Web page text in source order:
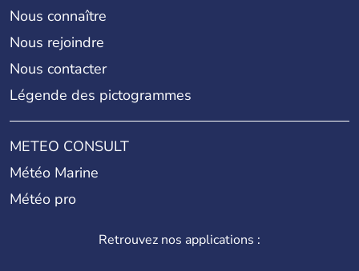
Nous connaître
Nous rejoindre
Nous contacter
Légende des pictogrammes
METEO CONSULT
Météo Marine
Météo pro
Retrouvez nos applications :